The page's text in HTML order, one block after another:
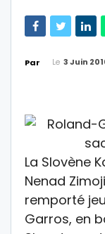
Par Le 3 Juin
La Slovène
Nenad
remporté
Garros, en